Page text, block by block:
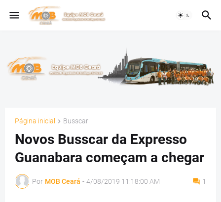
Página inicial Busscar
Novos Busscar da Expresso
Guanabara começam a chegar
Por MOB Ceará - 4/08/2019 11:18:00 AM 1